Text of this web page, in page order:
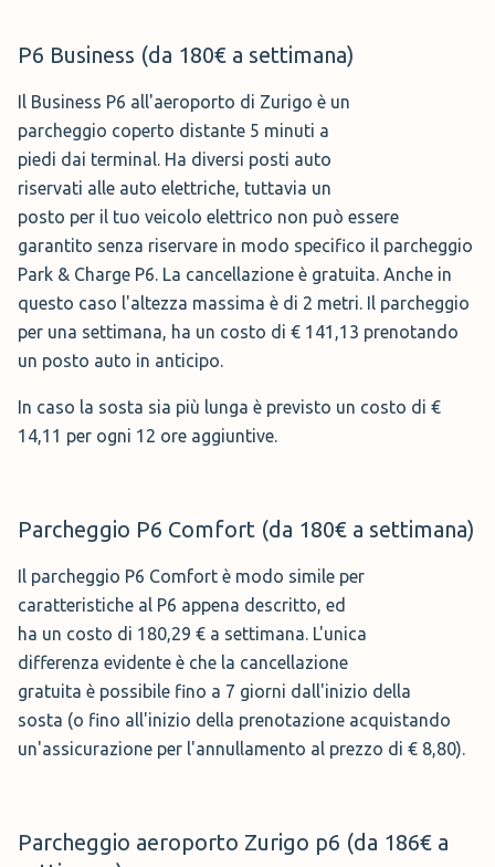
🕤 Orari:24/7
Navetta
🅿️ Posti Auto: scoperti
Shuttle Parking(120,00 €a
settimana)
Nei prossimi giorni dovrai partire e
stai cercando un parcheggio vicino
l’Aeroporto di Zurigo? Non ti
Parken-Fliegen è un parcheggio recintato e
videosorvegliato h24, l'ingresso è controllato da una
barriera. Se lo desideri puoi anche portare la chiave della
macchina con te!Il parcheggio è aperto tutti i giorni dalle
03:00 alle 00:00. Al tuo arrivo, oltre al servizio di Parking,
potrai anche richiedere il lavaggio dell’auto.
🕤 Orari:03:00 - 00:00
🚌 Servizio:Navetta
Prenota →
Parcheggio P6 Comfort (da 180€ a settimana)
Il parcheggio P6 Comfort è modo simile per
caratteristiche al P6 appena descritto, ed
ha un costo di 180,29 € a settimana. L'unica
differenza evidente è che la cancellazione
gratuita è possibile fino a 7 giorni dall'inizio della
sosta (o fino all'inizio della prenotazione acquistando
un'assicurazione per l'annullamento al prezzo di € 8,80).
settimana)
un'apposita colonnina per la ricarica delle
auto elettriche. La cancellazione della prenotazione è
gratuita fino a 7 giorni prima dell'inizio della sosta. La
tariffa di questo parcheggio dell'aeroporto di Zurigo di
186,56 € a settimana.
Parcheggio Holiday Budget - P16 (da 101€ a
economica tra i parcheggi ufficiali
P6 Business (da 180€ a settimana)
Il Business P6 all'aeroporto di Zurigo è un
parcheggio coperto distante 5 minuti a
piedi dai terminal. Ha diversi posti auto
riservati alle auto elettriche, tuttavia un
posto per il tuo veicolo elettrico non può essere
garantito senza riservare in modo specifico il parcheggio
Park & Charge P6. La cancellazione è gratuita. Anche in
questo caso l'altezza massima è di 2 metri. Il parcheggio
per una settimana, ha un costo di € 141,13 prenotando
un posto auto in anticipo.
In caso la sosta sia più lunga è previsto un costo di €
14,11 per ogni 12 ore aggiuntive.
Parcheggio P6 Comfort (da 180€ a settimana)
Il parcheggio P6 Comfort è modo simile per
caratteristiche al P6 appena descritto, ed
ha un costo di 180,29 € a settimana. L'unica
differenza evidente è che la cancellazione
gratuita è possibile fino a 7 giorni dall'inizio della
sosta (o fino all'inizio della prenotazione acquistando
un'assicurazione per l'annullamento al prezzo di € 8,80).
Parcheggio aeroporto Zurigo p6 (da 186€ a